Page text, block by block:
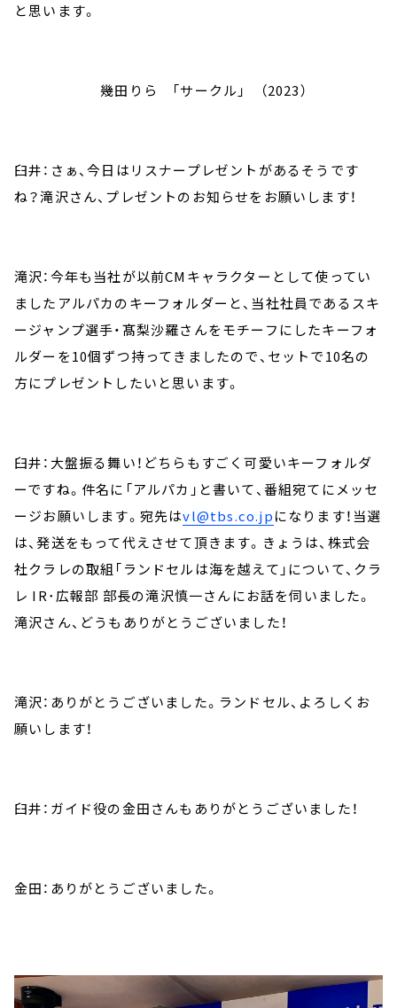
と思います。
幾田りら 「サークル」 （2023）
臼井：さぁ、今日はリスナープレゼントがあるそうです
ね？滝沢さん、プレゼントのお知らせをお願いします！
滝沢：今年も当社が以前CMキャラクターとして使ってい
ましたアルパカのキーフォルダーと、当社社員であるスキ
ージャンプ選手・髙梨沙羅さんをモチーフにしたキーフォ
ルダーを10個ずつ持ってきましたので、セットで10名の
方にプレゼントしたいと思います。
臼井：大盤振る舞い！どちらもすごく可愛いキーフォルダ
ーですね。件名に「アルパカ」と書いて、番組宛てにメッセ
ージお願いします。宛先はvl@tbs.co.jpになります！当選
は、発送をもって代えさせて頂きます。きょうは、株式会
社クラレの取組「ランドセルは海を越えて」について、クラ
レ IR･広報部 部長の滝沢慎一さんにお話を伺いました。
滝沢さん、どうもありがとうございました！
滝沢：ありがとうございました。ランドセル、よろしくお
願いします！
臼井：ガイド役の金田さんもありがとうございました！
金田：ありがとうございました。